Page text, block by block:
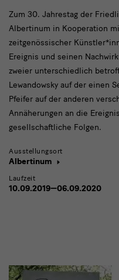
Zum 30. Jahrestag der
Albertinum in Kooperation
zeitgenössischer
Ereignis und seinen
zweier unterschiedlich
Lewandowsky auf der einen
Pfeifer auf der anderen
Annäherungen an die
gesellschaftliche Folgen.
Ausstellungsort
Albertinum
Laufzeit
10.09.2019—06.09.2020